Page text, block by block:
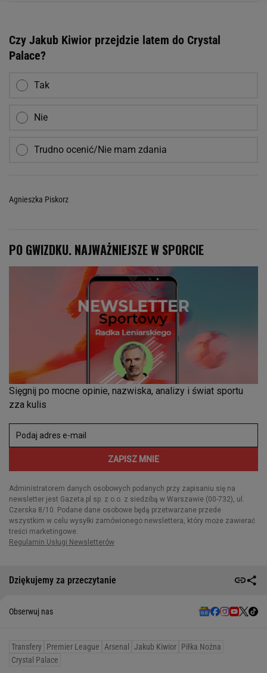
Czy Jakub Kiwior przejdzie latem do Crystal
Palace?
Tak
Nie
Trudno ocenić/Nie mam zdania
Agnieszka Piskorz
Dziękujemy za przeczytanie
Obserwuj nas
Transfery Premier League Arsenal Jakub Kiwior Piłka Nożna
Crystal Palace